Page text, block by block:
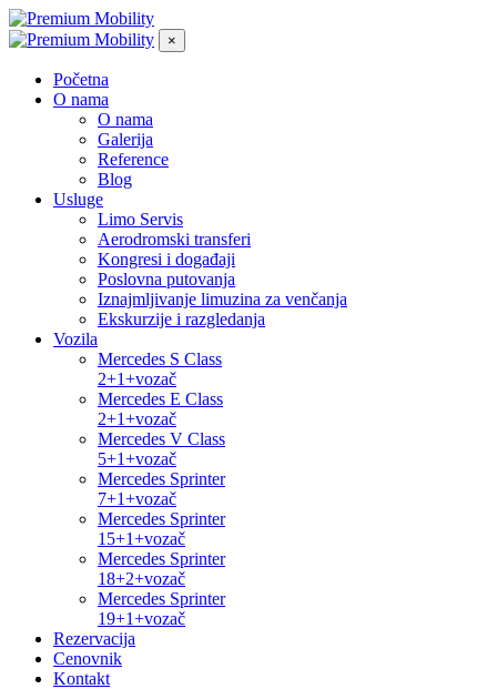
×
Početna
O nama
O nama
Galerija
Reference
Blog
Usluge
Limo Servis
Aerodromski transferi
Kongresi i događaji
Poslovna putovanja
Iznajmljivanje limuzina za venčanja
Ekskurzije i razgledanja
Vozila
Mercedes S Class
2+1+vozač
Mercedes E Class
2+1+vozač
Mercedes V Class
5+1+vozač
Mercedes Sprinter
7+1+vozač
Mercedes Sprinter
15+1+vozač
Mercedes Sprinter
18+2+vozač
Mercedes Sprinter
19+1+vozač
Rezervacija
Cenovnik
Kontakt